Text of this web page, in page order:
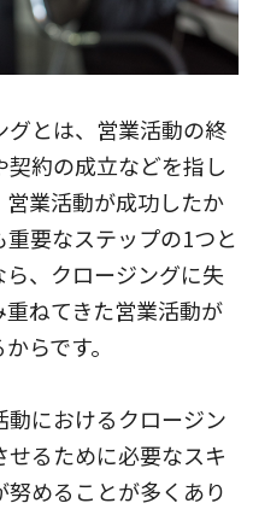
とは、営業活動の終
約の成立などを指し
業活動が成功したか
要なステップの1つと
、クロージングに失
ねてきた営業活動が
らです。
におけるクロージン
るために必要なスキ
めることが多くあり